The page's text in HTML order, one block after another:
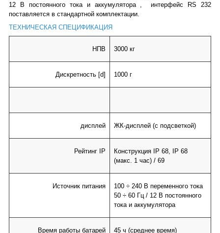
12 В постоянного тока и аккумулятора ,
интерфейс RS 232
поставляется в стандартной комплектации.
ТЕХНИЧЕСКАЯ СПЕЦИФИКАЦИЯ
НПВ 3000 кг
Дискретность [d] 1000 г
дисплей ЖК-дисплей (с подсветкой)
Рейтинг IP
Конструкция IP 68, IP 68
(макс. 1 час) / 69
Источник питания
100 ÷ 240 В переменного тока
50 ÷ 60 Гц / 12 В постоянного
тока и аккумулятора
Время работы батарей 45 ч (среднее время)